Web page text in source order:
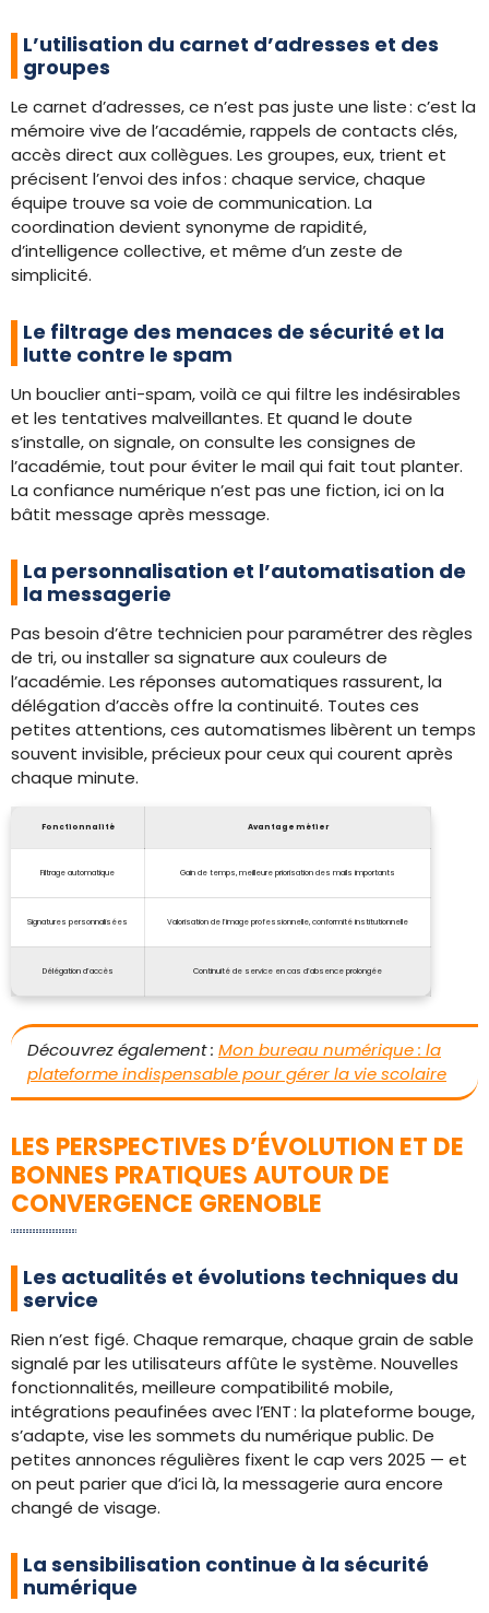
L’utilisation du carnet d’adresses et des
groupes
Le carnet d’adresses, ce n’est pas juste une liste : c’est la
mémoire vive de l’académie, rappels de contacts clés,
accès direct aux collègues. Les groupes, eux, trient et
précisent l’envoi des infos : chaque service, chaque
équipe trouve sa voie de communication. La
coordination devient synonyme de rapidité,
d’intelligence collective, et même d’un zeste de
simplicité.
Le filtrage des menaces de sécurité et la
lutte contre le spam
Un bouclier anti-spam, voilà ce qui filtre les indésirables
et les tentatives malveillantes. Et quand le doute
s’installe, on signale, on consulte les consignes de
l’académie, tout pour éviter le mail qui fait tout planter.
La confiance numérique n’est pas une fiction, ici on la
bâtit message après message.
La personnalisation et l’automatisation de
la messagerie
Pas besoin d’être technicien pour paramétrer des règles
de tri, ou installer sa signature aux couleurs de
l’académie. Les réponses automatiques rassurent, la
délégation d’accès offre la continuité. Toutes ces
petites attentions, ces automatismes libèrent un temps
souvent invisible, précieux pour ceux qui courent après
chaque minute.
Fonctionnalité Avantage métier
Filtrage automatique Gain de temps, meilleure priorisation des mails importants
Signatures personnalisées Valorisation de l’image professionnelle, conformité institutionnelle
Délégation d’accès Continuité de service en cas d’absence prolongée
Découvrez également : Mon bureau numérique : la
plateforme indispensable pour gérer la vie scolaire
LES PERSPECTIVES D’ÉVOLUTION ET DE
BONNES PRATIQUES AUTOUR DE
CONVERGENCE GRENOBLE
Les actualités et évolutions techniques du
service
Rien n’est figé. Chaque remarque, chaque grain de sable
signalé par les utilisateurs affûte le système. Nouvelles
fonctionnalités, meilleure compatibilité mobile,
intégrations peaufinées avec l’ENT : la plateforme bouge,
s’adapte, vise les sommets du numérique public. De
petites annonces régulières fixent le cap vers 2025 — et
on peut parier que d’ici là, la messagerie aura encore
changé de visage.
La sensibilisation continue à la sécurité
numérique